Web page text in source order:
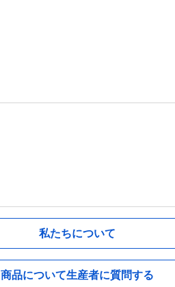
私たちについて
商品について生産者に質問する